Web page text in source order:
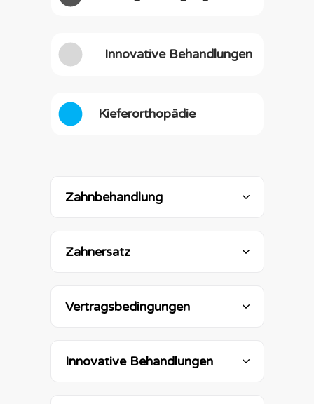
Innovative Behandlungen
Kieferorthopädie
Zahnbehandlung
Zahnersatz
Vertragsbedingungen
Innovative Behandlungen